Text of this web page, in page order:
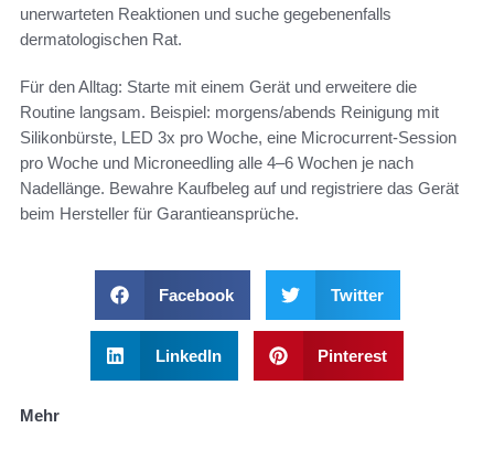
unerwarteten Reaktionen und suche gegebenenfalls
dermatologischen Rat.
Für den Alltag: Starte mit einem Gerät und erweitere die
Routine langsam. Beispiel: morgens/abends Reinigung mit
Silikonbürste, LED 3x pro Woche, eine Microcurrent-Session
pro Woche und Microneedling alle 4–6 Wochen je nach
Nadellänge. Bewahre Kaufbeleg auf und registriere das Gerät
beim Hersteller für Garantieansprüche.
Facebook Twitter
LinkedIn Pinterest
Mehr